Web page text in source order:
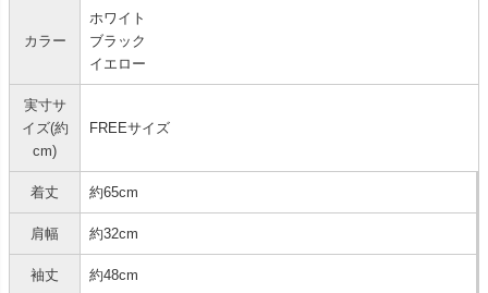
カラー
ホワイト
ブラック
イエロー
実寸サ
イズ(約
cm)
FREEサイズ
着丈 約65cm
肩幅 約32cm
袖丈 約48cm